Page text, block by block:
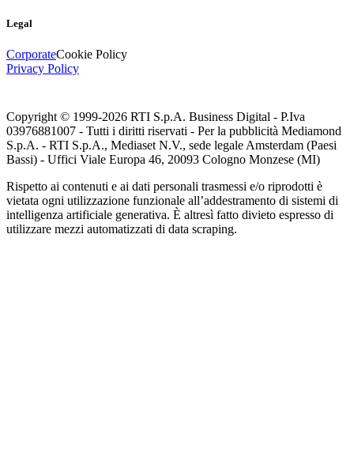
Legal
CorporateCookie Policy
Privacy Policy
Copyright © 1999-2026 RTI S.p.A. Business Digital - P.Iva
03976881007 - Tutti i diritti riservati - Per la pubblicità Mediamond
S.p.A. - RTI S.p.A., Mediaset N.V., sede legale Amsterdam (Paesi
Bassi) - Uffici Viale Europa 46, 20093 Cologno Monzese (MI)
Rispetto ai contenuti e ai dati personali trasmessi e/o riprodotti è
vietata ogni utilizzazione funzionale all’addestramento di sistemi di
intelligenza artificiale generativa. È altresì fatto divieto espresso di
utilizzare mezzi automatizzati di data scraping.